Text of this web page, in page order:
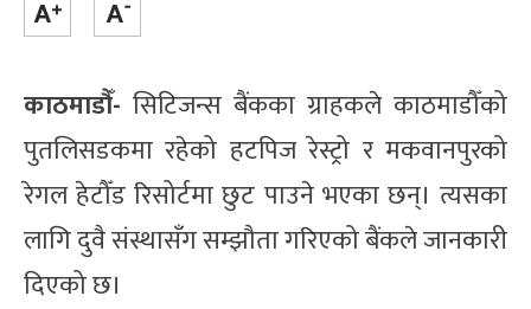
काठमाडौँ- सिटिजन्स बैंकका ग्राहकले काठमाडौँको
पुतलिसडकमा रहेको हटपिज रेस्ट्रो र मकवानपुरको
रेगल हेटौँड रिसोर्टमा छुट पाउने भएका छन्। त्यसका
लागि दुवै संस्थासँग सम्झौता गरिएको बैंकले जानकारी
दिएको छ।